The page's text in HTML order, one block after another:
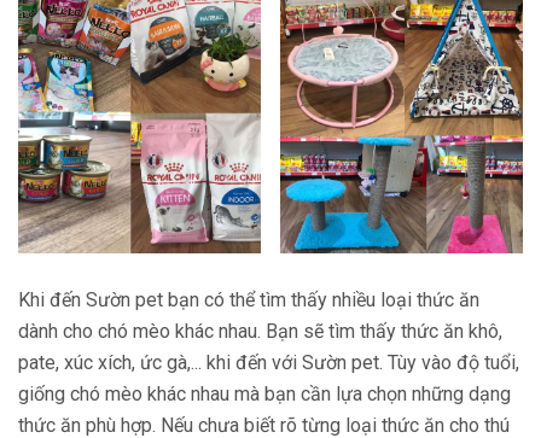
Khi đến Sườn pet bạn có thể tìm thấy nhiều loại thức ăn
dành cho chó mèo khác nhau. Bạn sẽ tìm thấy thức ăn khô,
pate, xúc xích, ức gà,... khi đến với Sườn pet. Tùy vào độ tuổi,
giống chó mèo khác nhau mà bạn cần lựa chọn những dạng
thức ăn phù hợp. Nếu chưa biết rõ từng loại thức ăn cho thú